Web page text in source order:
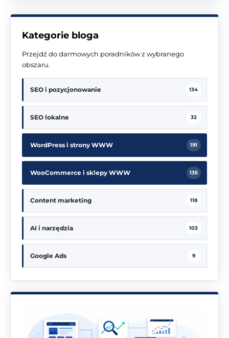
Kategorie bloga
Przejdź do darmowych poradników z wybranego
obszaru.
SEO i pozycjonowanie 134
SEO lokalne 32
WordPress i strony WWW 191
WooCommerce i sklepy WWW 135
Content marketing 118
AI i narzędzia 103
Google Ads 9